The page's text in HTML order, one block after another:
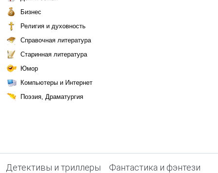
Бизнес
Религия и духовность
Справочная литература
Старинная литература
Юмор
Компьютеры и Интернет
Поэзия, Драматургия
Детективы и триллеры Фантастика и фэнтези